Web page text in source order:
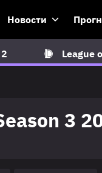
Новости
League
3